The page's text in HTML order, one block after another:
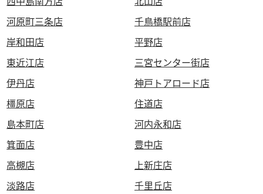
河原町三条店
千鳥橋駅前店
岸和田店
平野店
東近江店
三宮センター街店
伊丹店
神戸トアロード店
橿原店
住道店
島本町店
河内永和店
箕面店
豊中店
高槻店
上新庄店
淡路店
千里丘店